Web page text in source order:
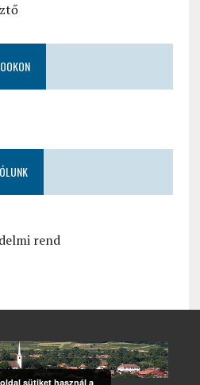
rend
sütiket használ a